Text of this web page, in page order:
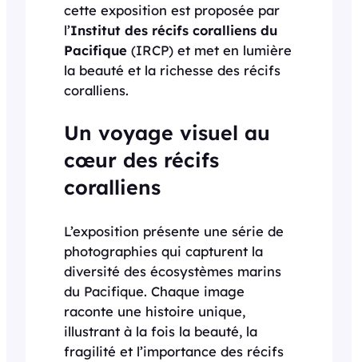
cette exposition est proposée par
l’Institut des récifs coralliens du
Pacifique (IRCP) et met en lumière
la beauté et la richesse des récifs
coralliens.
Un voyage visuel au
cœur des récifs
coralliens
L’exposition présente une série de
photographies qui capturent la
diversité des écosystèmes marins
du Pacifique. Chaque image
raconte une histoire unique,
illustrant à la fois la beauté, la
fragilité et l’importance des récifs